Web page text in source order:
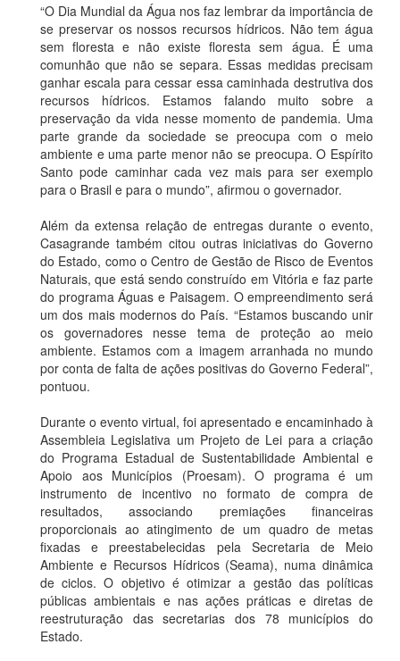
“O Dia Mundial da Água nos faz lembrar da importância de
se preservar os nossos recursos hídricos. Não tem água
sem floresta e não existe floresta sem água. É uma
comunhão que não se separa. Essas medidas precisam
ganhar escala para cessar essa caminhada destrutiva dos
recursos hídricos. Estamos falando muito sobre a
preservação da vida nesse momento de pandemia. Uma
parte grande da sociedade se preocupa com o meio
ambiente e uma parte menor não se preocupa. O Espírito
Santo pode caminhar cada vez mais para ser exemplo
para o Brasil e para o mundo”, afirmou o governador.
Além da extensa relação de entregas durante o evento,
Casagrande também citou outras iniciativas do Governo
do Estado, como o Centro de Gestão de Risco de Eventos
Naturais, que está sendo construído em Vitória e faz parte
do programa Águas e Paisagem. O empreendimento será
um dos mais modernos do País. “Estamos buscando unir
os governadores nesse tema de proteção ao meio
ambiente. Estamos com a imagem arranhada no mundo
por conta de falta de ações positivas do Governo Federal”,
pontuou.
Durante o evento virtual, foi apresentado e encaminhado à
Assembleia Legislativa um Projeto de Lei para a criação
do Programa Estadual de Sustentabilidade Ambiental e
Apoio aos Municípios (Proesam). O programa é um
instrumento de incentivo no formato de compra de
resultados, associando premiações financeiras
proporcionais ao atingimento de um quadro de metas
fixadas e preestabelecidas pela Secretaria de Meio
Ambiente e Recursos Hídricos (Seama), numa dinâmica
de ciclos. O objetivo é otimizar a gestão das políticas
públicas ambientais e nas ações práticas e diretas de
reestruturação das secretarias dos 78 municípios do
Estado.